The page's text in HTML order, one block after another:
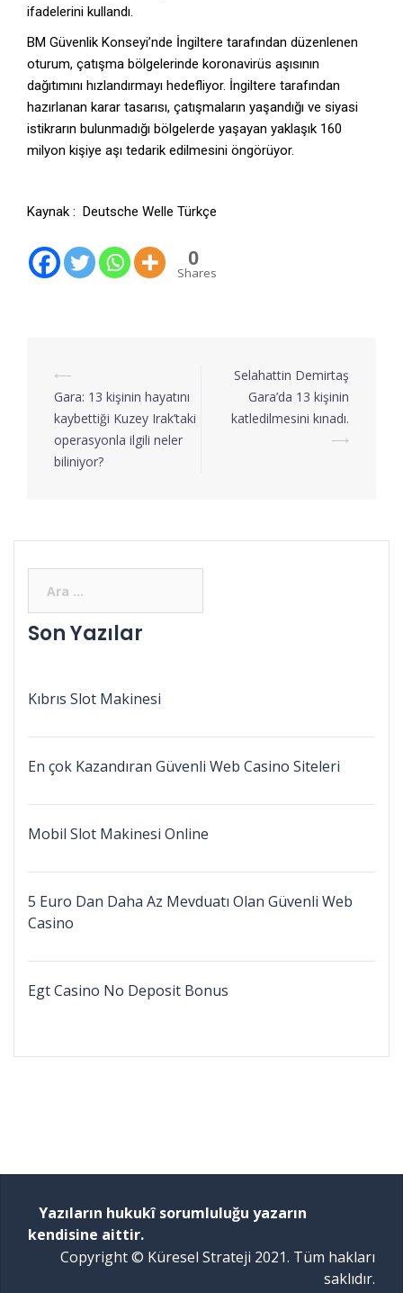
ifadelerini kullandı.
BM Güvenlik Konseyi’nde İngiltere tarafından düzenlenen
oturum, çatışma bölgelerinde koronavirüs aşısının
dağıtımını hızlandırmayı hedefliyor. İngiltere tarafından
hazırlanan karar tasarısı, çatışmaların yaşandığı ve siyasi
istikrarın bulunmadığı bölgelerde yaşayan yaklaşık 160
milyon kişiye aşı tedarik edilmesini öngörüyor.
Kaynak : Deutsche Welle Türkçe
0
Shares
⟵
Gara: 13 kişinin hayatını
kaybettiği Kuzey Irak’taki
operasyonla ilgili neler
biliniyor?
Selahattin Demirtaş
Gara’da 13 kişinin
katledilmesini kınadı.
⟶
Son Yazılar
Kıbrıs Slot Makinesi
En çok Kazandıran Güvenli Web Casino Siteleri
Mobil Slot Makinesi Online
5 Euro Dan Daha Az Mevduatı Olan Güvenli Web
Casino
Egt Casino No Deposit Bonus
Yazıların hukukî sorumluluğu yazarın
kendisine aittir.
Copyright © Küresel Strateji 2021. Tüm hakları
saklıdır.